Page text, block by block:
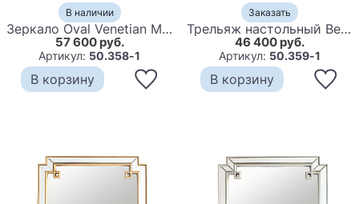
В наличии
Зеркало Oval Venetian Mirror
57 600 руб.
Артикул: 50.358-1
В корзину
Заказать
Трельяж настольный Венецианское зеркало
46 400 руб.
Артикул: 50.359-1
В корзину